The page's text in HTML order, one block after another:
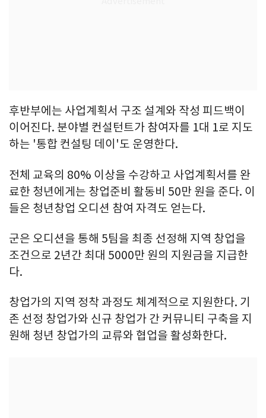
후반부에는 사업계획서 구조 설계와 작성 피드백이
이어진다. 분야별 컨설턴트가 참여자를 1대 1로 지도
하는 '통합 컨설팅 데이'도 운영한다.
전체 교육의 80% 이상을 수강하고 사업계획서를 완
료한 청년에게는 창업준비 활동비 50만 원을 준다. 이
들은 청년창업 오디션 참여 자격도 얻는다.
군은 오디션을 통해 5팀을 최종 선정해 지역 창업을
조건으로 2년간 최대 5000만 원의 지원금을 지급한
다.
창업가의 지역 정착 과정도 체계적으로 지원한다. 기
존 선정 창업가와 신규 창업가 간 커뮤니티 구축을 지
원해 청년 창업가의 교류와 협업을 활성화한다.